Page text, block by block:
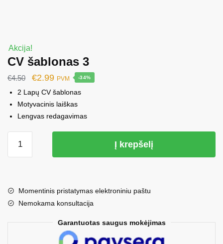
Akcija!
CV šablonas 3
€4.50
Original
price
was:
€4.50.
€2.99Current
price
is:
€2.99.
PVM -34%
2 Lapų CV šablonas
Motyvacinis laiškas
Lengvas redagavimas
kiekis:
Į krepšelį
Momentinis pristatymas elektroniniu paštu
Nemokama konsultacija
Garantuotas saugus mokėjimas